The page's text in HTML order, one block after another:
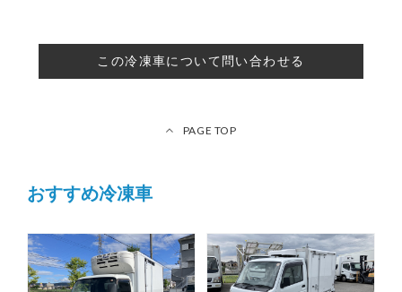
この冷凍車について問い合わせる
PAGE TOP
おすすめ冷凍車